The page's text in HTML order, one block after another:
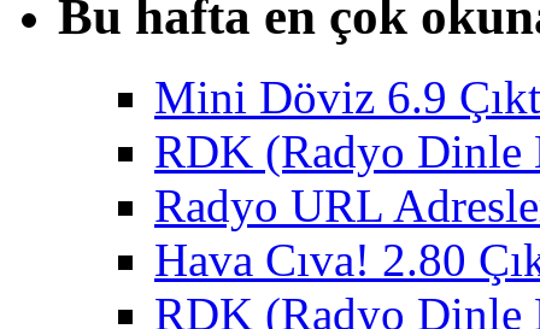
Bu hafta en çok
Mini Döviz 6.9
RDK (Radyo Dinle
Radyo URL
Hava Cıva! 2.80
RDK (Radyo Dinle